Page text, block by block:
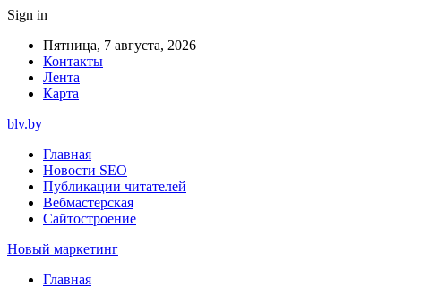
Sign in
Пятница, 7 августа, 2026
Контакты
Лента
Карта
blv.by
Главная
Новости SEO
Публикации читателей
Вебмастерская
Сайтостроение
Новый маркетинг
Главная